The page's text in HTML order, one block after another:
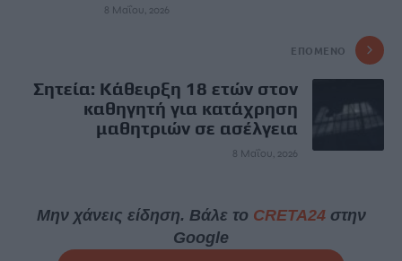
8 Μαΐου, 2026
ΕΠΌΜΕΝΟ
Σητεία: Κάθειρξη 18 ετών στον
καθηγητή για κατάχρηση
μαθητριών σε ασέλγεια
8 Μαΐου, 2026
Μην χάνεις είδηση. Βάλε το CRETA24στην
Google